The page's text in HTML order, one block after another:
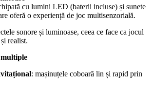
cu lumini LED (baterii incluse) și sunete
oferă o experiență de joc multisenzorială.
sonore și luminoase, ceea ce face ca jocul
realist.
: mașinuțele coboară lin și rapid prin